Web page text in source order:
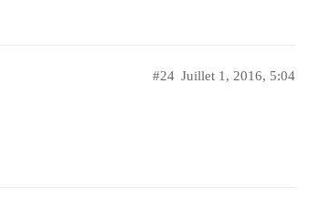
Juillet 1, 2016, 5:04
#24